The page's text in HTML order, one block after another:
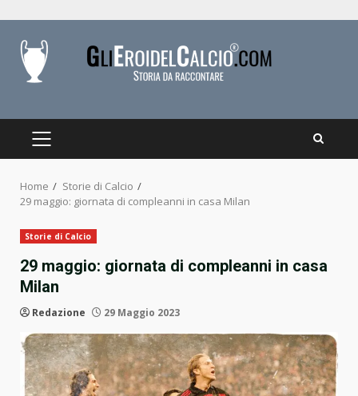
content
PRIMARY
Home
Storie di Calcio
29 maggio: giornata di compleanni in casa Milan
Storie di Calcio
29 maggio: giornata di compleanni in casa
Milan
Redazione 29 Maggio 2023